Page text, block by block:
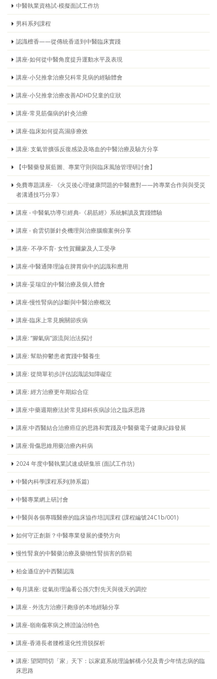
中醫執業資格試-模擬面試工作坊
男科系列課程
認識檀香——從傳統香道到中醫臨床實踐
講座-如何從中醫角度提升運動水平及表現
講座-小兒推拿治療兒科常見病的經驗體會
講座-小兒推拿治療改善ADHD兒童的症狀
講座-常見筋傷病的針灸治療
講座-臨床如何提高濕疹療效
講座: 支氣管擴張反復感染及咯血的中醫治療及驗方分享
【中醫藥發展藍圖、專業守則與臨床風險管理研討會】
免費專題講座- 《火災後心理健康問題的中醫應對——跨專業合作與與受災
者溝通技巧分享》
講座 - 中醫氣功導引經典-《易筋經》系統解讀及實踐體驗
講座 - 俞雲切脈針灸機理與治療腦瘤案例分享
講座- 不孕不育- 女性賀爾蒙及人工受孕
講座-中醫通降理論在脾胃病中的認識和應用
講座-妥瑞症的中醫治療及個人體會
講座-慢性腎病的診斷與中醫治療概況
講座-臨床上常見腕關節疾病
講座: “腳氣病”源流與治法探討
講座: 幫助抑鬱患者實踐中醫養生
講座: 從簡單初步評估認識認知障礙症
講座: 經方治療更年期綜合症
講座:中藥週期療法於常見婦科疾病診治之臨床思路
講座:中西醫結合治療癌症的思路和實踐及中醫藥電子健康紀錄發展
講座:骨傷思維用藥治療內科病
2024 年度中醫執業試速成研集班 (面試工作坊)
中醫內科學課程系列(肺系篇)
中醫專業網上研討會
中醫與各個專職醫療的臨床協作培訓課程 (課程編號24C1b/001)
如何守正創新？中醫專業發展的優勢方向
慢性腎衰的中醫藥治療及藥物性腎損害的防範
柏金遜症的中西醫認識
每月講座: 從氣街理論看公孫穴對先天與後天的調控
講座 - 外洗方治療汗皰疹的本地經驗分享
講座-嶺南傷寒病之辨證論治特色
講座-香港長者腰椎退化性滑脱探析
講座: 望聞問切「家」天下：以家庭系統理論解構小兒及青少年情志病的臨
床思路